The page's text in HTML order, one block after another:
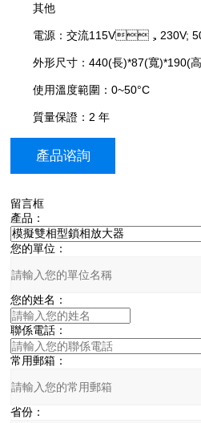
其他
電源：交流115V，230V;
外形尺寸：440(長)*87(寬)*190(
使用溫度範圍：0~50°C
質量保證：2 年
產品谘詢
留言框
產品：
您的單位：
您的姓名：
聯係電話：
常用郵箱：
省份：